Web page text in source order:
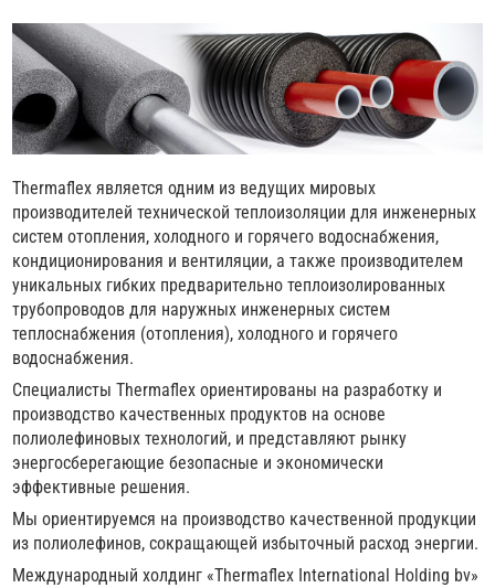
Thermaflex является одним из ведущих мировых
производителей технической теплоизоляции для инженерных
систем отопления, холодного и горячего водоснабжения,
кондиционирования и вентиляции, а также производителем
уникальных гибких предварительно теплоизолированных
трубопроводов для наружных инженерных систем
теплоснабжения (отопления), холодного и горячего
водоснабжения.
Специалисты Thermaflex ориентированы на разработку и
производство качественных продуктов на основе
полиолефиновых технологий, и представляют рынку
энергосберегающие безопасные и экономически
эффективные решения.
Мы ориентируемся на производство качественной продукции
из полиолефинов, сокращающей избыточный расход энергии.
Международный холдинг «Thermaflex International Holding bv»